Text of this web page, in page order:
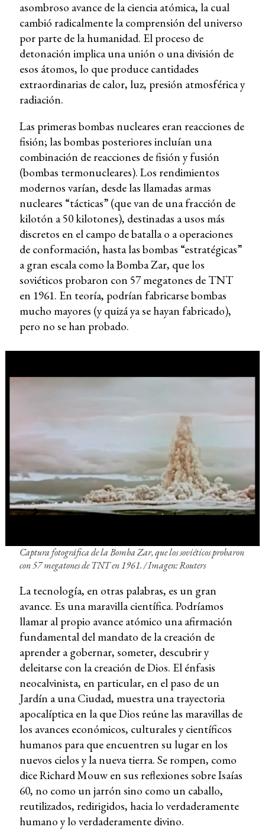
asombroso avance de la ciencia atómica, la cual
cambió radicalmente la comprensión del universo
por parte de la humanidad. El proceso de
detonación implica una unión o una división de
esos átomos, lo que produce cantidades
extraordinarias de calor, luz, presión atmosférica y
radiación.
Las primeras bombas nucleares eran reacciones de
fisión; las bombas posteriores incluían una
combinación de reacciones de fisión y fusión
(bombas termonucleares). Los rendimientos
modernos varían, desde las llamadas armas
nucleares “tácticas” (que van de una fracción de
kilotón a 50 kilotones), destinadas a usos más
discretos en el campo de batalla o a operaciones
de conformación, hasta las bombas “estratégicas”
a gran escala como la Bomba Zar, que los
soviéticos probaron con 57 megatones de TNT
en 1961. En teoría, podrían fabricarse bombas
mucho mayores (y quizá ya se hayan fabricado),
pero no se han probado.
Captura fotográfica de la Bomba Zar, que los soviéticos probaron
con 57 megatones de TNT en 1961. / Imagen: Routers
La tecnología, en otras palabras, es un gran
avance. Es una maravilla científica. Podríamos
llamar al propio avance atómico una afirmación
fundamental del mandato de la creación de
aprender a gobernar, someter, descubrir y
deleitarse con la creación de Dios. El énfasis
neocalvinista, en particular, en el paso de un
Jardín a una Ciudad, muestra una trayectoria
apocalíptica en la que Dios reúne las maravillas de
los avances económicos, culturales y científicos
humanos para que encuentren su lugar en los
nuevos cielos y la nueva tierra. Se rompen, como
dice Richard Mouw en sus reflexiones sobre Isaías
60, no como un jarrón sino como un caballo,
reutilizados, redirigidos, hacia lo verdaderamente
humano y lo verdaderamente divino.